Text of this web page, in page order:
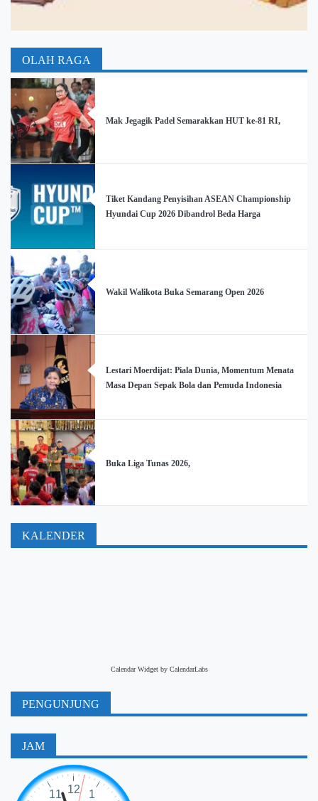
OLAH RAGA
Mak Jegagik Padel Semarakkan HUT ke-81 RI,
Tiket Kandang Penyisihan ASEAN Championship
Hyundai Cup 2026 Dibandrol Beda Harga
Wakil Walikota Buka Semarang Open 2026
Lestari Moerdijat: Piala Dunia, Momentum Menata
Masa Depan Sepak Bola dan Pemuda Indonesia
Buka Liga Tunas 2026,
KALENDER
Calendar Widget by CalendarLabs
PENGUNJUNG
JAM